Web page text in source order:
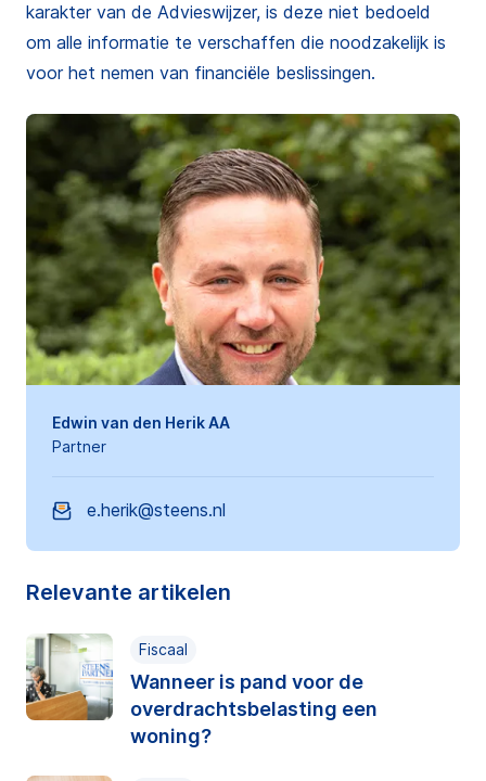
karakter van de Advieswijzer, is deze niet bedoeld
om alle informatie te verschaffen die noodzakelijk is
voor het nemen van financiële beslissingen.
Edwin van den Herik AA
Partner
e.herik@steens.nl
Relevante artikelen
Fiscaal
Wanneer is pand voor de
overdrachtsbelasting een
woning?